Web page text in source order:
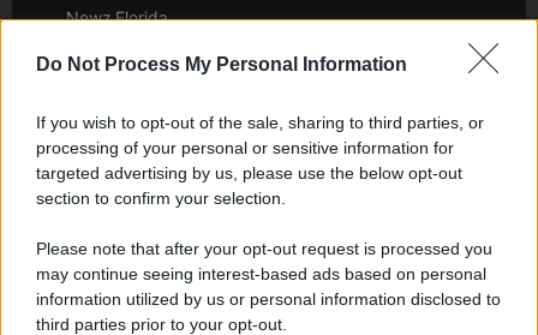
Do Not Process My Personal Information
If you wish to opt-out of the sale, sharing to third parties, or
processing of your personal or sensitive information for
targeted advertising by us, please use the below opt-out
section to confirm your selection.
Please note that after your opt-out request is processed you
may continue seeing interest-based ads based on personal
information utilized by us or personal information disclosed to
third parties prior to your opt-out.
Newz Florida
Newz Illinois
Newz Ohio
Gameland
Scoop Mag
Lgbtqia News
Motors Magazine 365